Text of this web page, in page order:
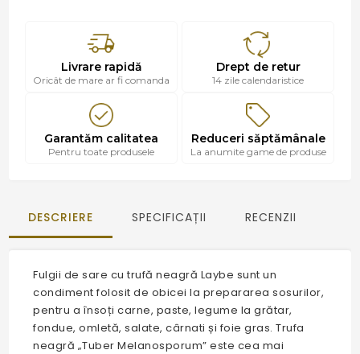
Livrare rapidă
Oricât de mare ar fi comanda
Drept de retur
14 zile calendaristice
Garantăm calitatea
Pentru toate produsele
Reduceri săptămânale
La anumite game de produse
DESCRIERE SPECIFICAȚII RECENZII
Fulgii de sare cu trufă neagră Laybe sunt un
condiment folosit de obicei la prepararea sosurilor,
pentru a însoți carne, paste, legume la grătar,
fondue, omletă, salate, cârnati și foie gras. Trufa
neagră „Tuber Melanosporum” este cea mai